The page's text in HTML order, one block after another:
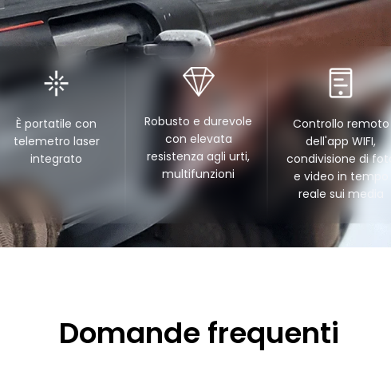
È portatile con
telemetro laser
integrato
Robusto e durevole
con elevata
resistenza agli urti,
multifunzioni
Controllo remoto
dell'app WIFI,
condivisione di foto
e video in tempo
reale sui media
Domande frequenti